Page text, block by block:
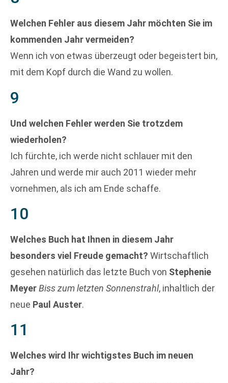
Welchen Fehler aus diesem Jahr möchten Sie im
kommenden Jahr vermeiden?
Wenn ich von etwas überzeugt oder begeistert bin,
mit dem Kopf durch die Wand zu wollen.
9
Und welchen Fehler werden Sie trotzdem
wiederholen?
Ich fürchte, ich werde nicht schlauer mit den
Jahren und werde mir auch 2011 wieder mehr
vornehmen, als ich am Ende schaffe.
10
Welches Buch hat Ihnen in diesem Jahr
besonders viel Freude gemacht? Wirtschaftlich
gesehen natürlich das letzte Buch von Stephenie
MeyerBiss zum letzten Sonnenstrahl, inhaltlich der
neue Paul Auster.
11
Welches wird Ihr wichtigstes Buch im neuen
Jahr?